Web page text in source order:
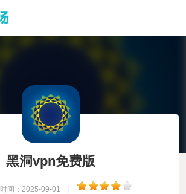
黑洞vpn免费版
时间：2025-09-01